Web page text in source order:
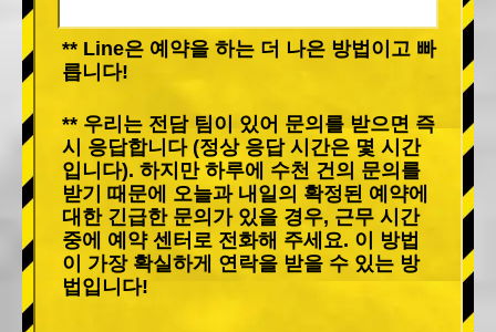
** Line은 예약을 하는 더 나은 방법이고 빠
릅니다!
** 우리는 전담 팀이 있어 문의를 받으면 즉
시 응답합니다 (정상 응답 시간은 몇 시간
입니다). 하지만 하루에 수천 건의 문의를
받기 때문에 오늘과 내일의 확정된 예약에
대한 긴급한 문의가 있을 경우, 근무 시간
중에 예약 센터로 전화해 주세요. 이 방법
이 가장 확실하게 연락을 받을 수 있는 방
법입니다!